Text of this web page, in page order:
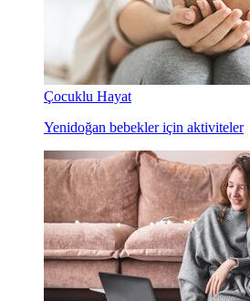
Çocuklu Hayat
Yenidoğan bebekler için aktiviteler